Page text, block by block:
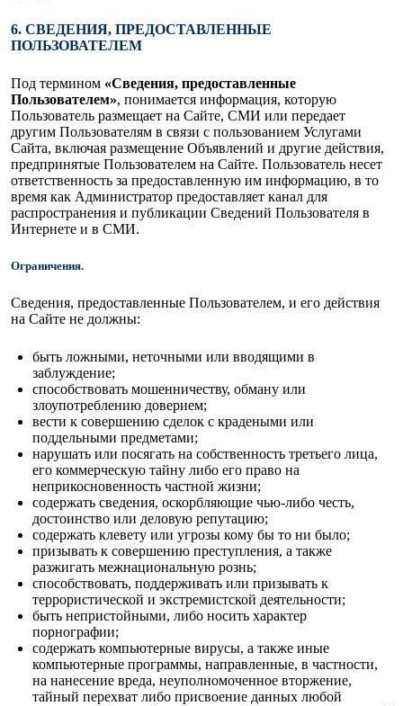
6. СВЕДЕНИЯ, ПРЕДОСТАВЛЕННЫЕ
ПОЛЬЗОВАТЕЛЕМ
Под термином «Сведения, предоставленные
Пользователем», понимается информация, которую
Пользователь размещает на Сайте, СМИ или передает
другим Пользователям в связи с пользованием Услугами
Сайта, включая размещение Объявлений и другие действия,
предпринятые Пользователем на Сайте. Пользователь несет
ответственность за предоставленную им информацию, в то
время как Администратор предоставляет канал для
распространения и публикации Сведений Пользователя в
Интернете и в СМИ.
Ограничения.
Сведения, предоставленные Пользователем, и его действия
на Сайте не должны:
быть ложными, неточными или вводящими в
заблуждение;
cпособствовать мошенничеству, обману или
злоупотреблению доверием;
вести к совершению сделок с крадеными или
поддельными предметами;
нарушать или посягать на собственность третьего лица,
его коммерческую тайну либо его право на
неприкосновенность частной жизни;
содержать сведения, оскорбляющие чью-либо честь,
достоинство или деловую репутацию;
содержать клевету или угрозы кому бы то ни было;
призывать к совершению преступления, а также
разжигать межнациональную рознь;
способствовать, поддерживать или призывать к
террористической и экстремистской деятельности;
быть непристойными, либо носить характер
порнографии;
содержать компьютерные вирусы, а также иные
компьютерные программы, направленные, в частности,
на нанесение вреда, неуполномоченное вторжение,
тайный перехват либо присвоение данных любой